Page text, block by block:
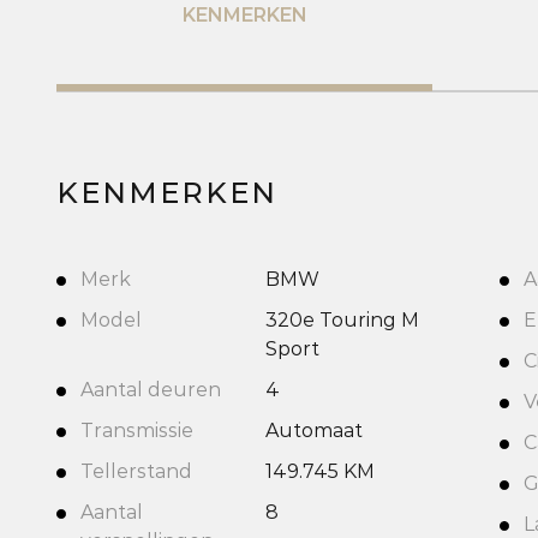
KENMERKEN
KENMERKEN
Merk
BMW
Model
320e Touring M
Sport
Aantal deuren
4
Transmissie
Automaat
Tellerstand
149.745 KM
Aantal
8